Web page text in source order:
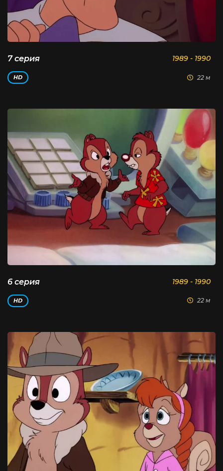
7 серия 1989 - 1990
HD 22 м
6 серия 1989 - 1990
HD 22 м